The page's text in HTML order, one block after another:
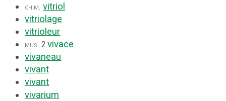
chim. vitriol
vitriolage
vitrioleur
mus. 2.vivace
vivaneau
vivant
vivant
vivarium